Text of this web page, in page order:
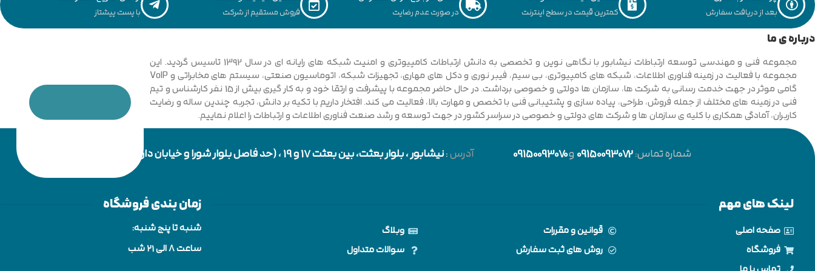
بعد از دریافت سفارش کمترین قیمت در سطح اینترنت در صورت عدم رضایت فروش مستقیم از شرکت با پست پیشتاز
درباره ی ما
مجموعه فنی و مهندسی توسعه ارتباطات نیشابور با نگاهی نوین و تخصصی به دانش ارتباطات کامپیوتری و امنیت شبکه های رایانه ای در سال 1392 تاسیس گردید. این
مجموعه با فعالیت در زمینه فناوری اطلاعات، شبکه های کامپیوتری، بی سیم، فیبر نوری و دکل های مهاری، تجهیزات شبکه، اتوماسیون صنعتی، سیستم های مخابراتی و VoIP
گامی موثر در جهت خدمت رسانی به شرکت ها، سازمان ها دولتی و خصوصی برداشت. در حال حاضر مجموعه با پیشرفت و ارتقا خود و به کار گیری بیش از 15 نفر کارشناس و تیم
فنی در زمینه های مختلف از جمله فروش، طراحی، پیاده سازی و پشتیبانی فنی با تخصص و مهارت بالا، فعالیت می کند. افتخار داریم با تکیه بر دانش، تجربه چندین ساله و رضایت
کاربران، آمادگی همکاری با کلیه ی سازمان ها و شرکت های دولتی و خصوصی در سراسر کشور در جهت توسعه و رشد صنعت فناوری اطلاعات و ارتباطات را اعلام نماییم.
شماره تماس:09150093072و09150093070 آدرس:نیشابور، بلوار بعثت، بین بعثت 17 و 19 ، (حد فاصل بلوار شورا و خیابان دارایی)
لینک های مهم
صفحه اصلی
فروشگاه
قوانین و مقررات
روش های ثبت سفارش
وبلاگ
سوالات متداول
زمان بندی فروشگاه
شنبه تا پنج شنبه:
ساعت 8 الی ۲۱ شب